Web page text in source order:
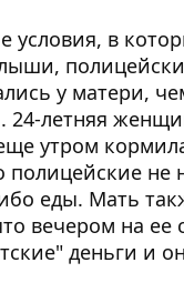
условия, в
у матери,
24-летняя
утром
полицейские не
еды. Мать
вечером на ее
деньги и